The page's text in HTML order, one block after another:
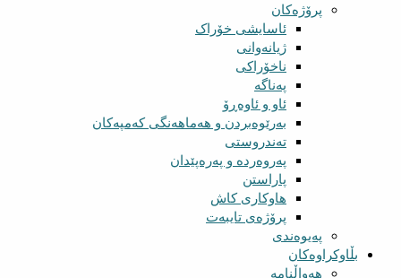
پرۆژەکان
ئاسایشی خۆراک
ژیانەوانی
ناخۆراکی
پەناگە
ئاو و ئاوەڕۆ
بەرێوەبردن و هەماهەنگی کەمپەکان
تەندروستی
پەروەردە و پەرەپێدان
پاراستن
هاوکاری کاش
پرۆژەی تایبەت
پەیوەندی
بڵاوکراوەکان
هەواڵنامە